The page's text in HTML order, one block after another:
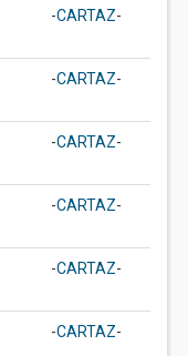
-CARTAZ-
-CARTAZ-
-CARTAZ-
-CARTAZ-
-CARTAZ-
-CARTAZ-